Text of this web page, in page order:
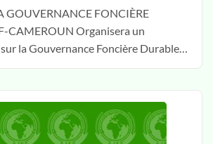
GOUVERNANCE FONCIÈRE
CAMEROUN Organisera un
la Gouvernance Foncière Durable
surtout pas louper Pour y prendre
gratuitement en cliquant ici
LAND GOVERNANCE